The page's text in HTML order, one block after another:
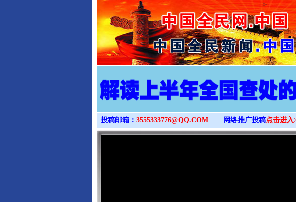
>
投稿邮箱： 3555333776@QQ.COM 网络推广投稿点击进入